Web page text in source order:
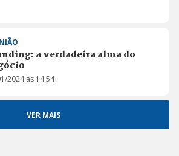
a verdadeira alma do
2024 às 14:54
VER MAIS